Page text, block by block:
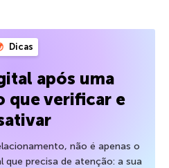
Dicas
após uma
que verificar e
não é apenas o
precisa de atenção: a sua